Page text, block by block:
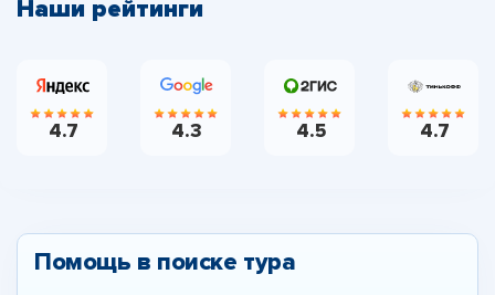
Наши рейтинги
4.7 4.3 4.5 4.7
Помощь в поиске тура